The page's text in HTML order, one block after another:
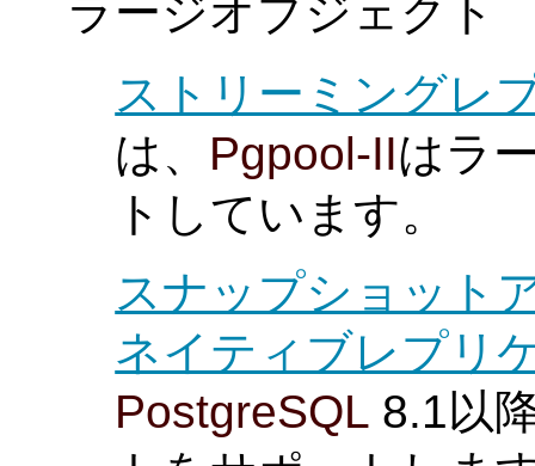
ラージオブジェクト
ストリーミングレ
は、 Pgpool-IIはラ
トしています。
スナップショット
ネイティブレプリ
PostgreSQL 8.1以